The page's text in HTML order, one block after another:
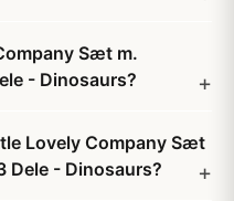
Sæt m.
- Dinosaurs?
Lovely Company Sæt
Dele - Dinosaurs?